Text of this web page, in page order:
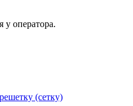
у оператора.
(сетку)